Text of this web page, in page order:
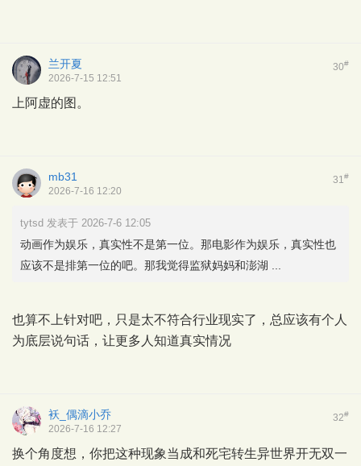
30#
兰开夏
2026-7-15 12:51
上阿虚的图。
31#
mb31
2026-7-16 12:20
tytsd 发表于 2026-7-6 12:05
动画作为娱乐，真实性不是第一位。那电影作为娱乐，真实性也
应该不是排第一位的吧。那我觉得监狱妈妈和澎湖 ...
也算不上针对吧，只是太不符合行业现实了，总应该有个人
为底层说句话，让更多人知道真实情况
32#
袄_偶滴小乔
2026-7-16 12:27
换个角度想，你把这种现象当成和死宅转生异世界开无双一